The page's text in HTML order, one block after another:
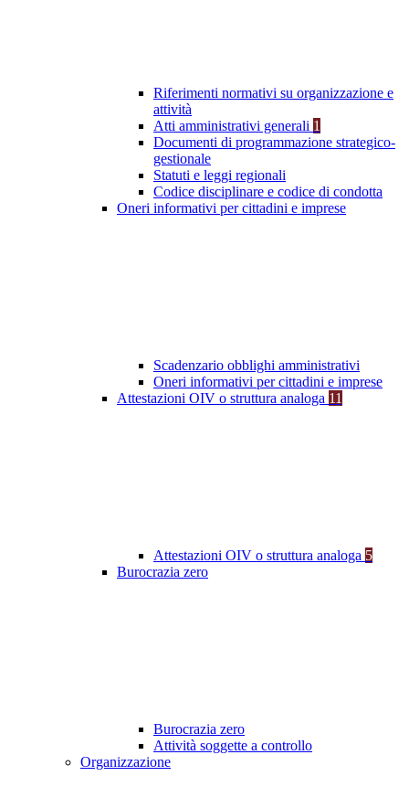
Riferimenti normativi su organizzazione e
attività
Atti amministrativi generali 1
Documenti di programmazione strategico-
gestionale
Statuti e leggi regionali
Codice disciplinare e codice di condotta
Oneri informativi per cittadini e imprese
Scadenzario obblighi amministrativi
Oneri informativi per cittadini e imprese
Attestazioni OIV o struttura analoga 11
Attestazioni OIV o struttura analoga 5
Burocrazia zero
Burocrazia zero
Attività soggette a controllo
Organizzazione